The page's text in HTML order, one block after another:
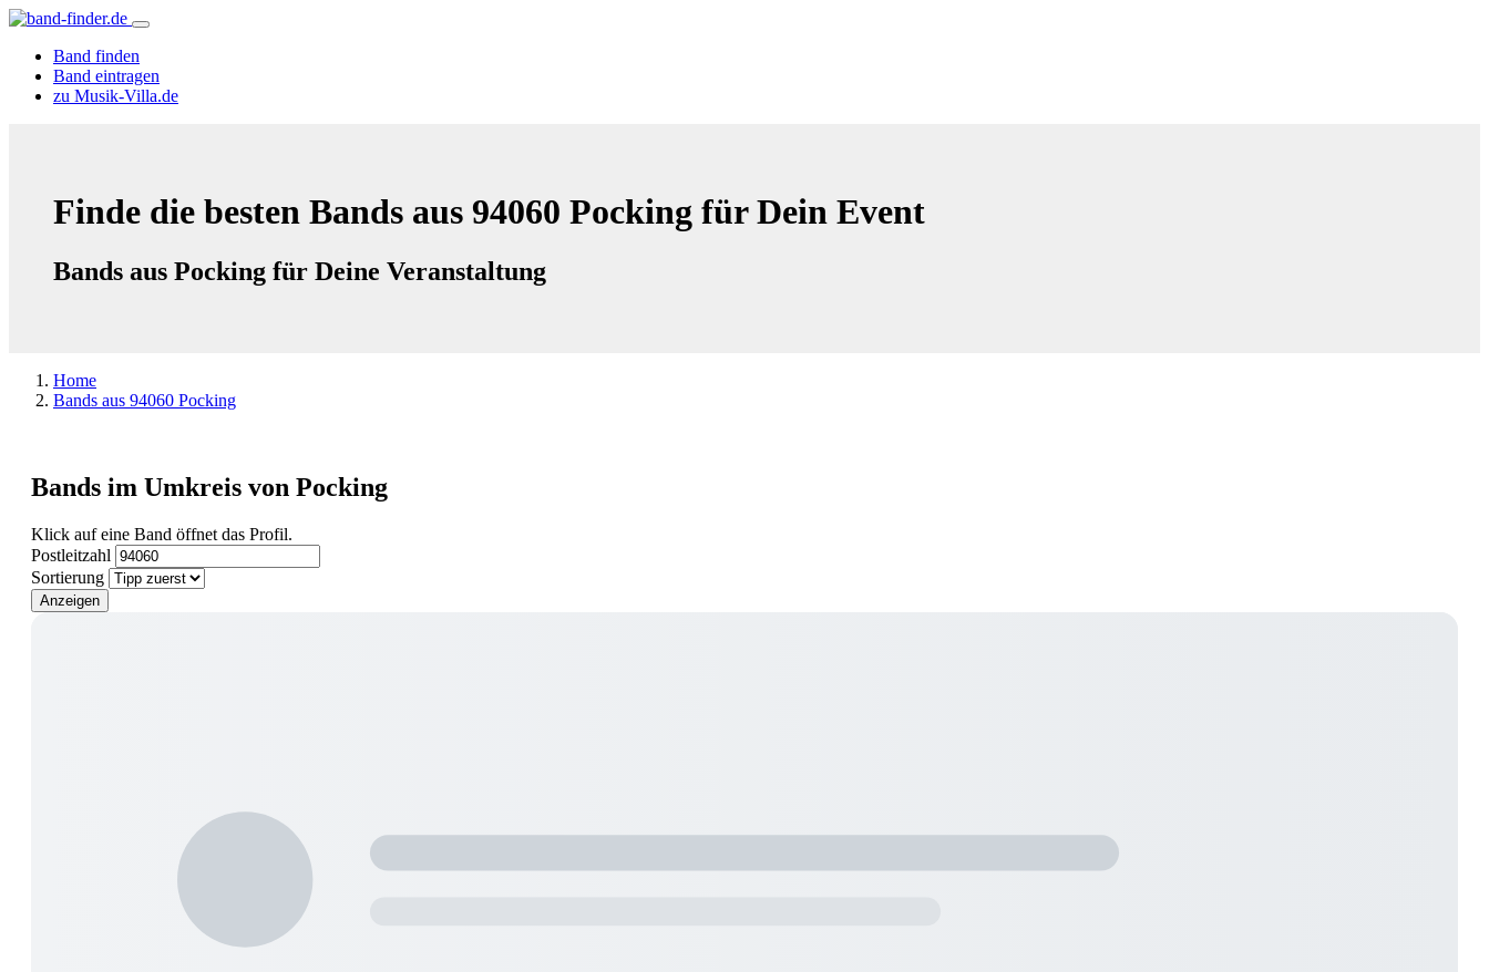
Band finden
Band eintragen
zu Musik-Villa.de
Finde die besten Bands aus 94060 Pocking für Dein Event
Bands aus Pocking für Deine Veranstaltung
Home
Bands aus 94060 Pocking
Bands im Umkreis von Pocking
Klick auf eine Band öffnet das Profil.
Postleitzahl
Sortierung
Anzeigen